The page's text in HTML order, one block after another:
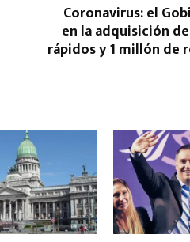
Coronavirus: el
en la adquisición
rápidos y 1 millón de